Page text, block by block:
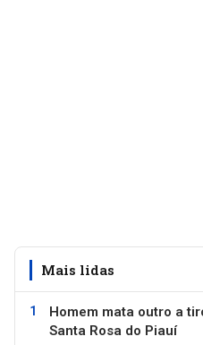
Mais lidas
Homem mata outro a
Santa Rosa do Piauí